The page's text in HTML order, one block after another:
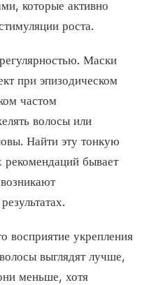
которые активно
роста.
Маски
при эпизодическом
частом
волосы или
Найти эту тонкую
рекомендаций бывает
восприятие укрепления
выглядят лучше,
меньше, хотя